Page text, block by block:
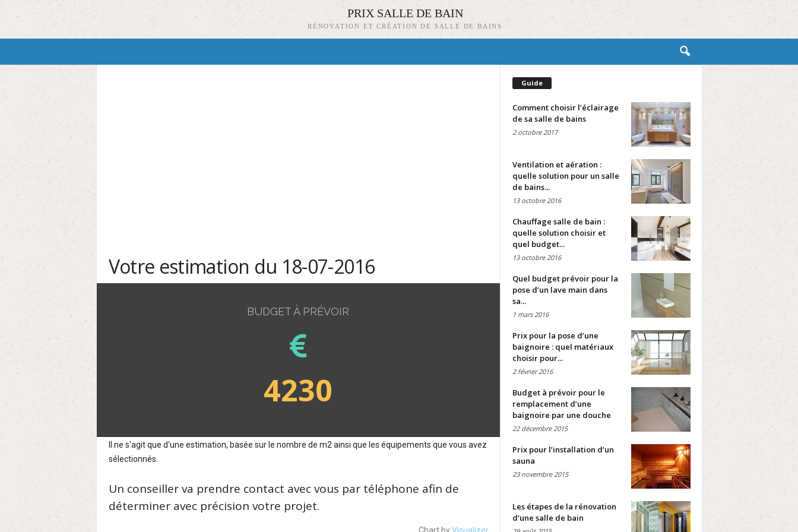
PRIX SALLE DE BAIN
RÉNOVATION ET CRÉATION DE SALLE DE BAINS
Votre estimation du 18-07-2016
BUDGET À PRÉVOIR
4230
Il ne s'agit que d'une estimation, basée sur le nombre de m2 ainsi que les équipements que vous avez
sélectionnés.
Un conseiller va prendre contact avec vous par téléphone afin de
déterminer avec précision votre projet.
Chart byVisualizer
Guide
Comment choisir l’éclairage
de sa salle de bains
2 octobre 2017
Ventilation et aération :
quelle solution pour un salle
de bains...
13 octobre 2016
Chauffage salle de bain :
quelle solution choisir et
quel budget...
13 octobre 2016
Quel budget prévoir pour la
pose d’un lave main dans
sa...
1 mars 2016
Prix pour la pose d’une
baignoire : quel matériaux
choisir pour...
2 février 2016
Budget à prévoir pour le
remplacement d’une
baignoire par une douche
22 décembre 2015
Prix pour l’installation d’un
sauna
23 novembre 2015
Les étapes de la rénovation
d’une salle de bain